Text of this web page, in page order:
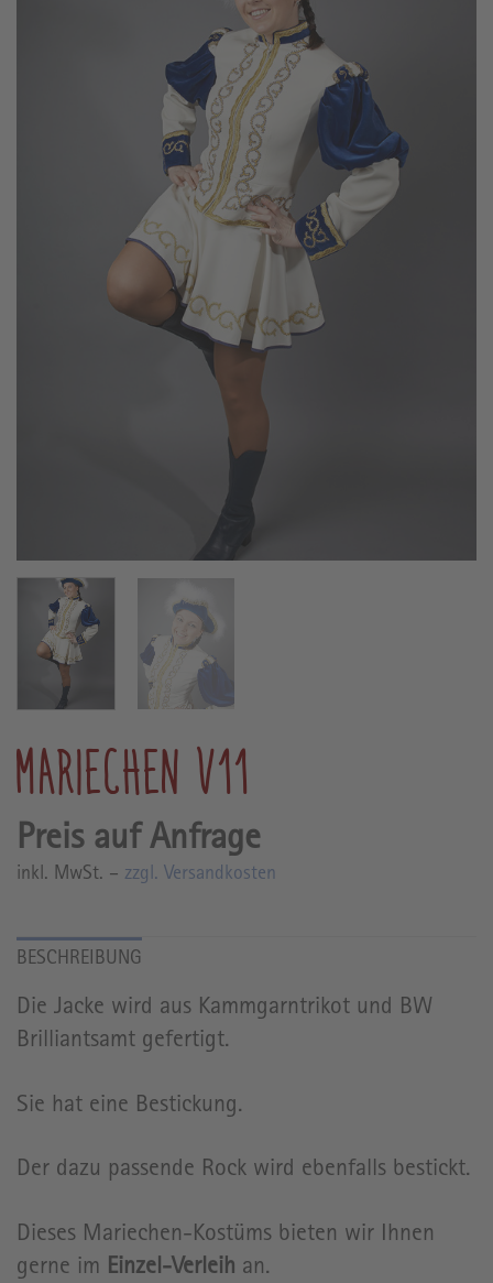
MARIECHEN V11
inkl. MwSt. – zzgl. Versandkosten
Die Jacke wird aus Kammgarntrikot und BW
Brilliantsamt gefertigt.
Sie hat eine Bestickung.
Der dazu passende Rock wird ebenfalls bestickt.
Dieses Mariechen-Kostüms bieten wir Ihnen
gerne im Einzel-Verleih an.